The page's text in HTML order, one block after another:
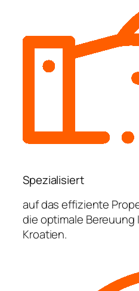
Spezialisiert
auf das effiziente
die optimale Bereuung
Kroatien.